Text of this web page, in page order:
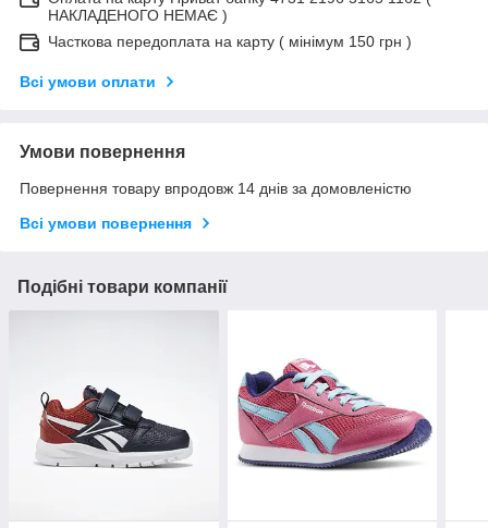
НАКЛАДЕНОГО НЕМАЄ )
Часткова передоплата на карту ( мінімум 150 грн )
Всі умови оплати
Умови повернення
Повернення товару впродовж 14 днів за домовленістю
Всі умови повернення
Подібні товари компанії